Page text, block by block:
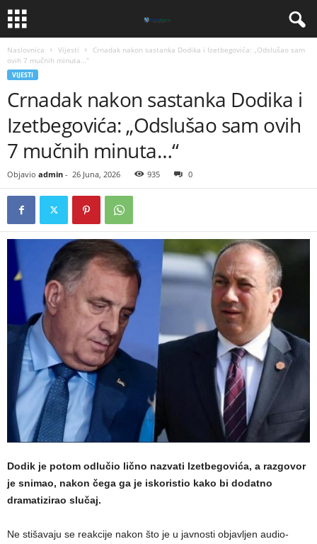
Naslovnica Vijesti
​Crnadak nakon sastanka Dodika i Izetbegovića: „Odslušao sam
ovih 7 mučnih minuta…“
VIJESTI
​Crnadak nakon sastanka Dodika i
Izetbegovića: „Odslušao sam ovih
7 mučnih minuta…“
Objavio admin - 26 Juna, 2026 935 0
Dodik je potom odlučio lično nazvati Izetbegovića, a razgovor
je snimao, nakon čega ga je iskoristio kako bi dodatno
dramatizirao slučaj.
Ne stišavaju se reakcije nakon što je u javnosti objavljen audio-